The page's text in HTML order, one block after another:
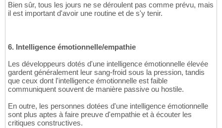
Bien sûr, tous les jours ne se déroulent pas comme prévu, mais
il est important d'avoir une routine et de s'y tenir.
6. Intelligence émotionnelle/empathie
Les développeurs dotés d'une intelligence émotionnelle élevée
gardent généralement leur sang-froid sous la pression, tandis
que ceux dont l'intelligence émotionnelle est faible
communiquent souvent de manière passive ou hostile.
En outre, les personnes dotées d'une intelligence émotionnelle
sont plus aptes à faire preuve d'empathie et à écouter les
critiques constructives.